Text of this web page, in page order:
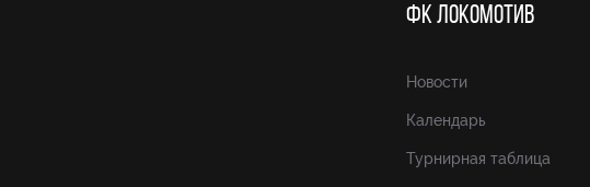
ФК ЛОКОМОТИВ
Новости
Календарь
Турнирная таблица